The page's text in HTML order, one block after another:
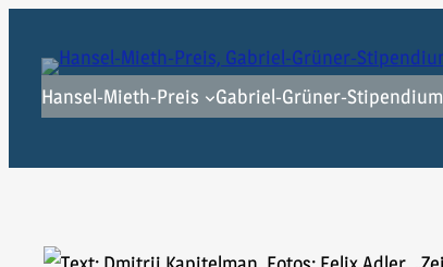
Inhalt
springen
Hansel-Mieth-Preis Gabriel-Grüner-Stipendium